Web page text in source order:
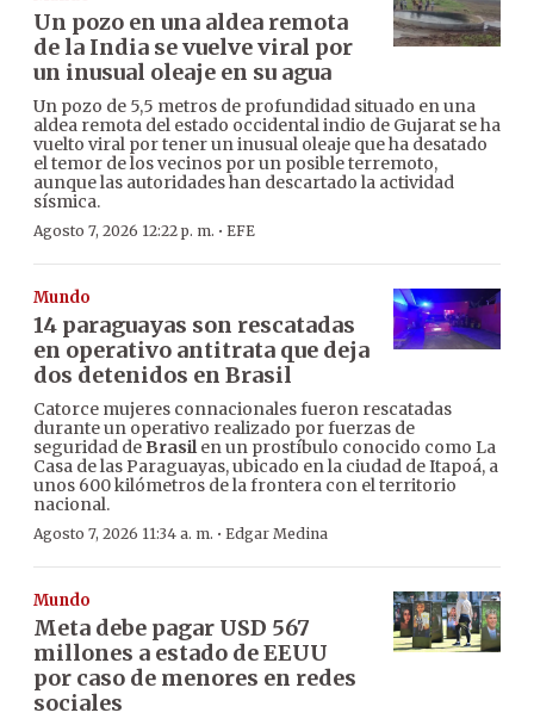
Un pozo en una aldea remota
de la India se vuelve viral por
un inusual oleaje en su agua
Un pozo de 5,5 metros de profundidad situado en una
aldea remota del estado occidental indio de Gujarat se ha
vuelto viral por tener un inusual oleaje que ha desatado
el temor de los vecinos por un posible terremoto,
aunque las autoridades han descartado la actividad
sísmica.
Agosto 7, 2026 12:22 p. m. · EFE
Mundo
14 paraguayas son rescatadas
en operativo antitrata que deja
dos detenidos en Brasil
Catorce mujeres connacionales fueron rescatadas
durante un operativo realizado por fuerzas de
seguridad de Brasilen un prostíbulo conocido como La
Casa de las Paraguayas, ubicado en la ciudad de Itapoá, a
unos 600 kilómetros de la frontera con el territorio
nacional.
Agosto 7, 2026 11:34 a. m. · Edgar Medina
Mundo
Meta debe pagar USD 567
millones a estado de EEUU
por caso de menores en redes
sociales